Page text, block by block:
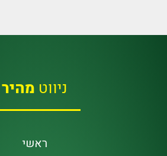
ניווט מהיר
ראשי